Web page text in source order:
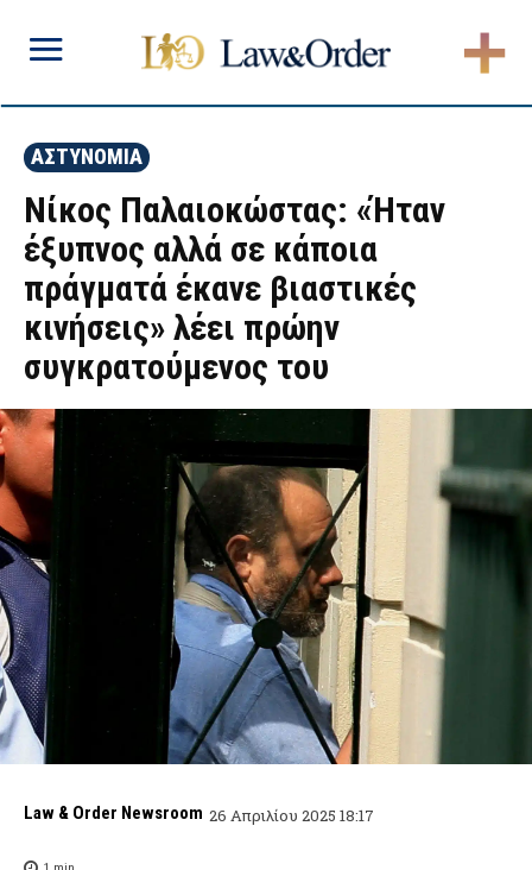
ΑΣΤΥΝΟΜΙΑ
Νίκος Παλαιοκώστας: «Ήταν
έξυπνος αλλά σε κάποια
πράγματά έκανε βιαστικές
κινήσεις» λέει πρώην
συγκρατούμενος του
Law & Order Newsroom 26 Απριλίου 2025 18:17